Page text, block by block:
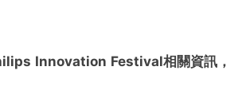
Innovation Festival相關資訊，